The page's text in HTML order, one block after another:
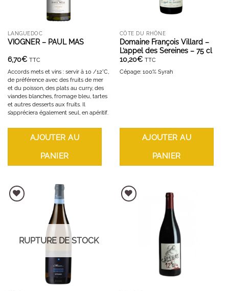
LANGUEDOC
VIOGNER – PAUL MAS
6,70€ TTC
Accords mets et vins : servir à 10 /12°C,
de préférence avec des fruits de mer
et du poisson, des plats au curry, des
viandes blanches, fromage bleu, tartes
et autres desserts aux fruits. Il
s’appréciera également seul, en apéritif.
AJOUTER AU
PANIER
CÔTE DU RHÔNE
Domaine François Villard –
L’appel des Sereines – 75 cl
10,20€ TTC
Cépage: 100% Syrah
AJOUTER AU
PANIER
AJOUTER À LA LISTE D'ENVIES
RUPTURE DE STOCK
AJOUTER À LA LISTE D'ENVIES